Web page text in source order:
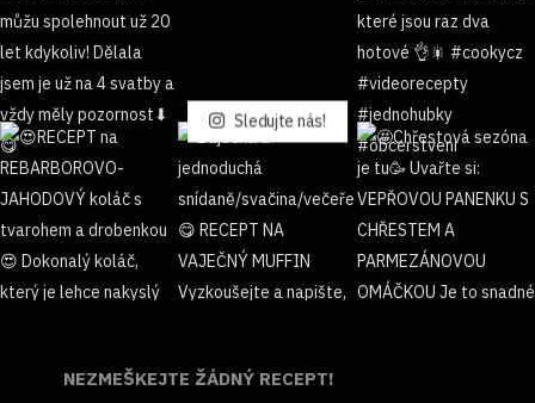
Sledujte nás!
NEZMEŠKEJTE ŽÁDNÝ RECEPT!